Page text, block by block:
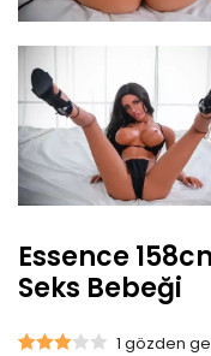
Essence
Seks Bebeği
1 gözden